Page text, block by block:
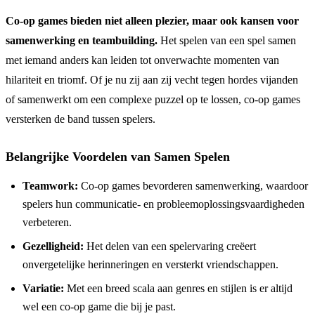
Co-op games bieden niet alleen plezier, maar ook kansen voor
samenwerking en teambuilding. Het spelen van een spel samen
met iemand anders kan leiden tot onverwachte momenten van
hilariteit en triomf. Of je nu zij aan zij vecht tegen hordes vijanden
of samenwerkt om een complexe puzzel op te lossen, co-op games
versterken de band tussen spelers.
Belangrijke Voordelen van Samen Spelen
Teamwork: Co-op games bevorderen samenwerking, waardoor
spelers hun communicatie- en probleemoplossingsvaardigheden
verbeteren.
Gezelligheid: Het delen van een spelervaring creëert
onvergetelijke herinneringen en versterkt vriendschappen.
Variatie: Met een breed scala aan genres en stijlen is er altijd
wel een co-op game die bij je past.